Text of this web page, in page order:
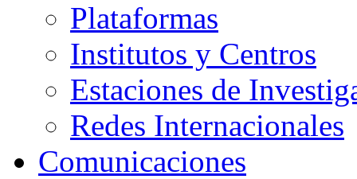
Plataformas
Institutos y Centros
Estaciones de
Redes Internacionales
Comunicaciones